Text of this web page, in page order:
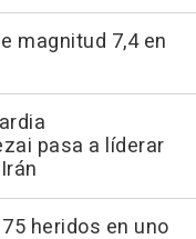
magnitud 7,4 en
pasa a líderar
heridos en uno